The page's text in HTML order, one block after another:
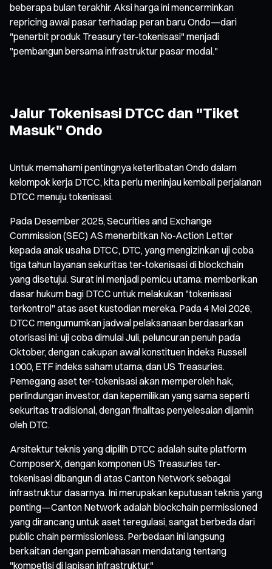
beberapa bulan terakhir. Aksi harga ini mencerminkan
repricing awal pasar terhadap peran baru Ondo—dari
"penerbit produk Treasury ter-tokenisasi" menjadi
"pembangun bersama infrastruktur pasar modal."
Jalur Tokenisasi DTCC dan "Tiket
Masuk" Ondo
Untuk memahami pentingnya keterlibatan Ondo dalam
kelompok kerja DTCC, kita perlu meninjau kembali perjalanan
DTCC menuju tokenisasi.
Pada Desember 2025, Securities and Exchange
Commission (SEC) AS menerbitkan No-Action Letter
kepada anak usaha DTCC, DTC, yang mengizinkan uji coba
tiga tahun layanan sekuritas ter-tokenisasi di blockchain
yang disetujui. Surat ini menjadi pemicu utama: memberikan
dasar hukum bagi DTCC untuk melakukan "tokenisasi
terkontrol" atas aset kustodian mereka. Pada 4 Mei 2026,
DTCC mengumumkan jadwal pelaksanaan berdasarkan
otorisasi ini: uji coba dimulai Juli, peluncuran penuh pada
Oktober, dengan cakupan awal konstituen indeks Russell
1000, ETF indeks saham utama, dan US Treasuries.
Pemegang aset ter-tokenisasi akan memperoleh hak,
perlindungan investor, dan kepemilikan yang sama seperti
sekuritas tradisional, dengan finalitas penyelesaian dijamin
oleh DTC.
Arsitektur teknis yang dipilih DTCC adalah suite platform
ComposerX, dengan komponen US Treasuries ter-
tokenisasi dibangun di atas Canton Network sebagai
infrastruktur dasarnya. Ini merupakan keputusan teknis yang
penting—Canton Network adalah blockchain permissioned
yang dirancang untuk aset teregulasi, sangat berbeda dari
public chain permissionless. Perbedaan ini langsung
berkaitan dengan pembahasan mendatang tentang
"kompetisi di lapisan infrastruktur."